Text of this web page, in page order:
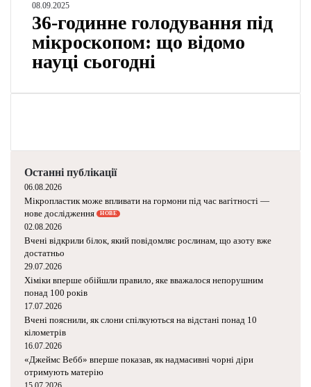
6
-
о
д
н
о
о
д
у
в
а
н
н
я
п
м
і
к
08.09.2025
36-годинне
голодування під
мікроскопом: що
сьогодні
Останні публікації
06.08.2026
Мікропластик може впливати на гормони під
час вагітності — нове дослідження
02.08.2026
Вчені відкрили білок, який повідомляє
рослинам, що азоту вже достатньо
29.07.2026
Хіміки вперше обійшли правило, яке
вважалося непорушним понад 100 років
17.07.2026
Вчені пояснили, як слони спілкуються на
відстані понад 10 кілометрів